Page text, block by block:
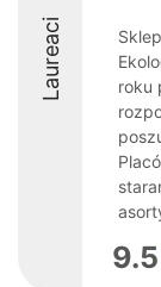
Laureaci
roku
9.5